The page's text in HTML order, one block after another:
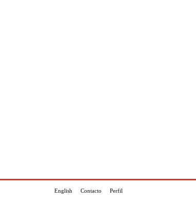
English Contacto Perfil